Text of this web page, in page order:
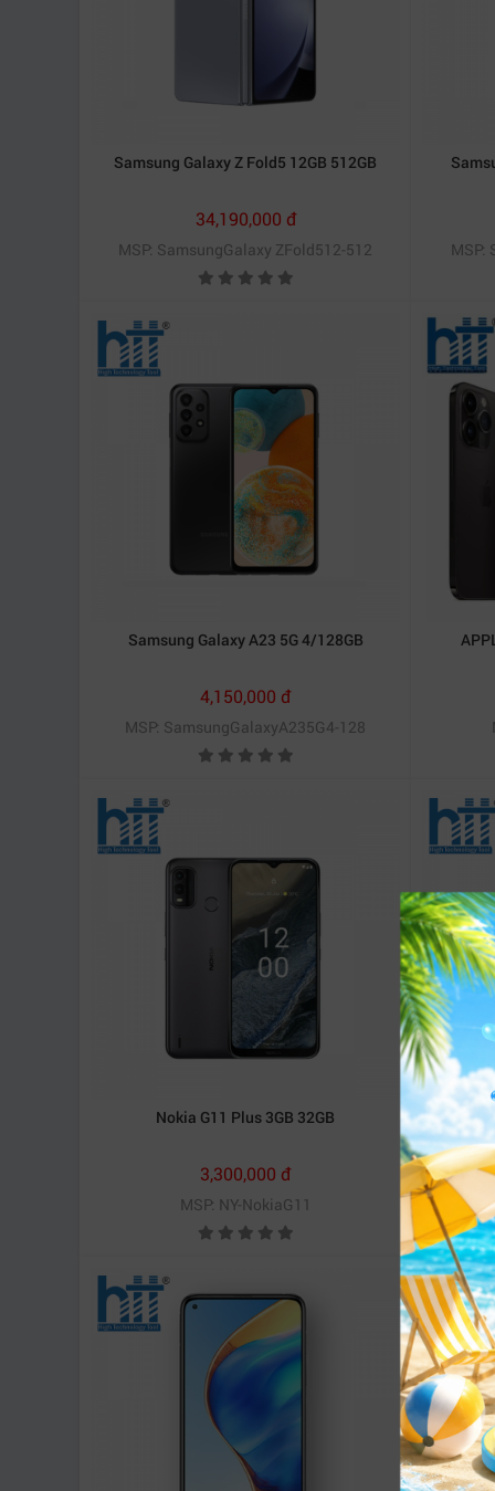
Samsung Galaxy Z Fold5 12GB 512GB
34,190,000 đ
MSP: SamsungGalaxy ZFold512-512 MSP:
Samsung Galaxy A23 5G 4/128GB
4,150,000 đ
MSP: SamsungGalaxyA235G4-128
Nokia G11 Plus 3GB 32GB
3,300,000 đ
MSP: NY-NokiaG11